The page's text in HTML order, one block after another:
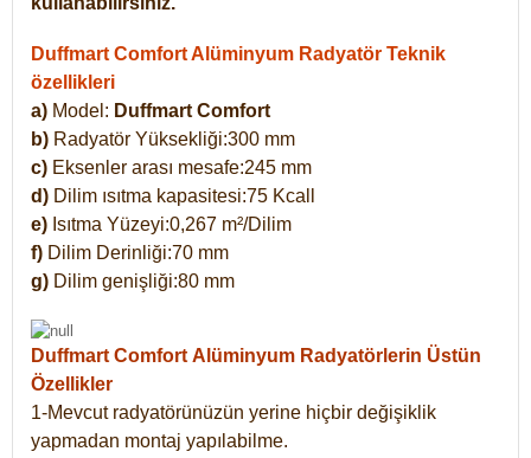
Duffmart Comfort Alüminyum Radyatör Teknik
özellikleri
a) Model: Duffmart Comfort
b) Radyatör Yüksekliği:300 mm
c) Eksenler arası mesafe:245 mm
d) Dilim ısıtma kapasitesi:75 Kcall
e) Isıtma Yüzeyi:0,267 m²/Dilim
f) Dilim Derinliği:70 mm
g) Dilim genişliği:80 mm
Duffmart Comfort Alüminyum Radyatörlerin Üstün
Özellikler
1-Mevcut radyatörünüzün yerine hiçbir değişiklik
yapmadan montaj yapılabilme.